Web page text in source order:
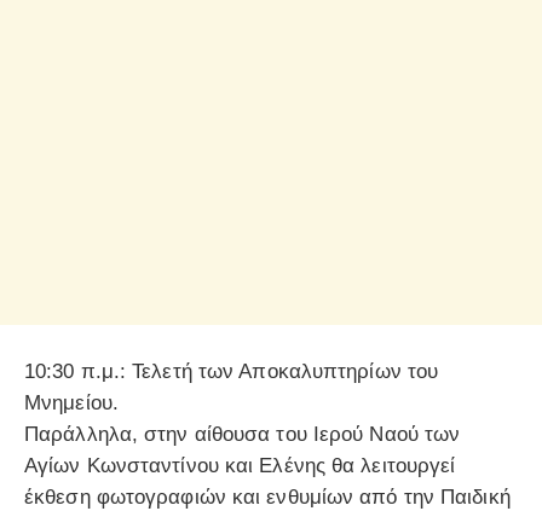
10:30 π.μ.: Τελετή των Αποκαλυπτηρίων του
Μνημείου.
Παράλληλα, στην αίθουσα του Ιερού Ναού των
Αγίων Κωνσταντίνου και Ελένης θα λειτουργεί
έκθεση φωτογραφιών και ενθυμίων από την Παιδική